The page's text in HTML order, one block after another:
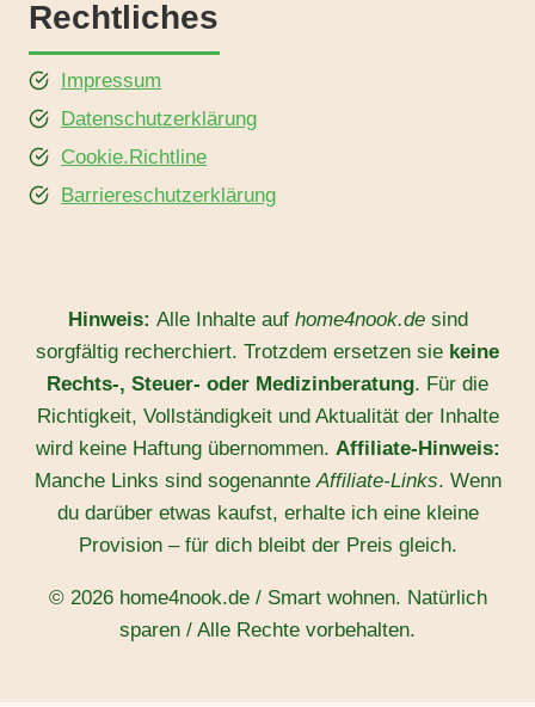
Rechtliches
Impressum
Datenschutzerklärung
Cookie.Richtline
Barriereschutzerklärung
Hinweis: Alle Inhalte auf home4nook.desind
sorgfältig recherchiert. Trotzdem ersetzen sie keine
Rechts-, Steuer- oder Medizinberatung. Für die
Richtigkeit, Vollständigkeit und Aktualität der Inhalte
wird keine Haftung übernommen. Affiliate-Hinweis:
Manche Links sind sogenannteAffiliate-Links. Wenn
du darüber etwas kaufst, erhalte ich eine kleine
Provision – für dich bleibt der Preis gleich.
© 2026 home4nook.de / Smart wohnen. Natürlich
sparen / Alle Rechte vorbehalten.